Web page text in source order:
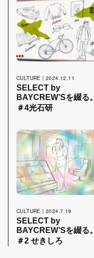
CULTURE | 2024.12.11
SELECT by
BAYCREW’Sを綴る。
＃4光石研
CULTURE | 2024.7.19
SELECT by
BAYCREW’Sを綴る。
＃2 せきしろ